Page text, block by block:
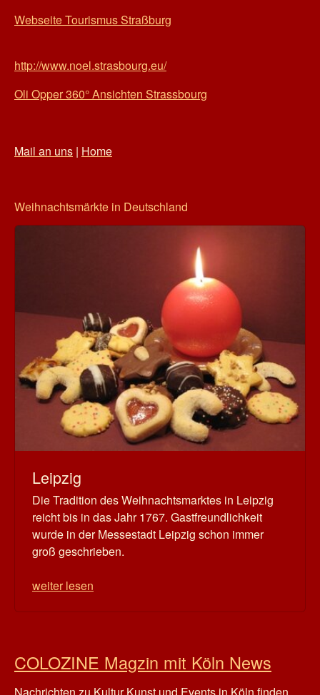
Webseite Tourismus Straßburg
http://www.noel.strasbourg.eu/
Oli Opper 360° Ansichten Strassbourg
Mail an uns | Home
Weihnachtsmärkte in Deutschland
Leipzig
Die Tradition des Weihnachtsmarktes in Leipzig
reicht bis in das Jahr 1767. Gastfreundlichkeit
wurde in der Messestadt Leipzig schon immer
groß geschrieben.
weiter lesen
COLOZINE Magzin mit Köln News